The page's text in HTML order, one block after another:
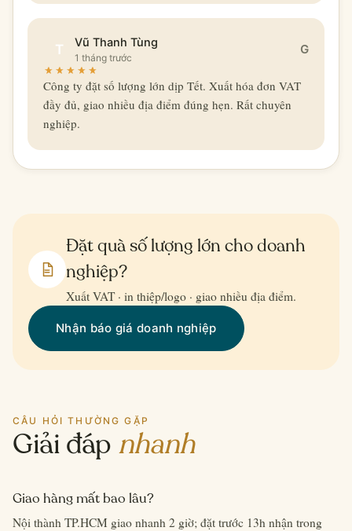
T Vũ Thanh Tùng
1 tháng trước
G
Công ty đặt số lượng lớn dịp Tết. Xuất hóa đơn VAT
đầy đủ, giao nhiều địa điểm đúng hẹn. Rất chuyên
nghiệp.
Đặt quà số lượng lớn cho doanh
nghiệp?
Xuất VAT · in thiệp/logo · giao nhiều địa điểm.
Nhận báo giá doanh nghiệp
CÂU HỎI THƯỜNG GẶP
Giải đápnhanh
Giao hàng mất bao lâu?
Nội thành TP.HCM giao nhanh 2 giờ; đặt trước 13h nhận trong